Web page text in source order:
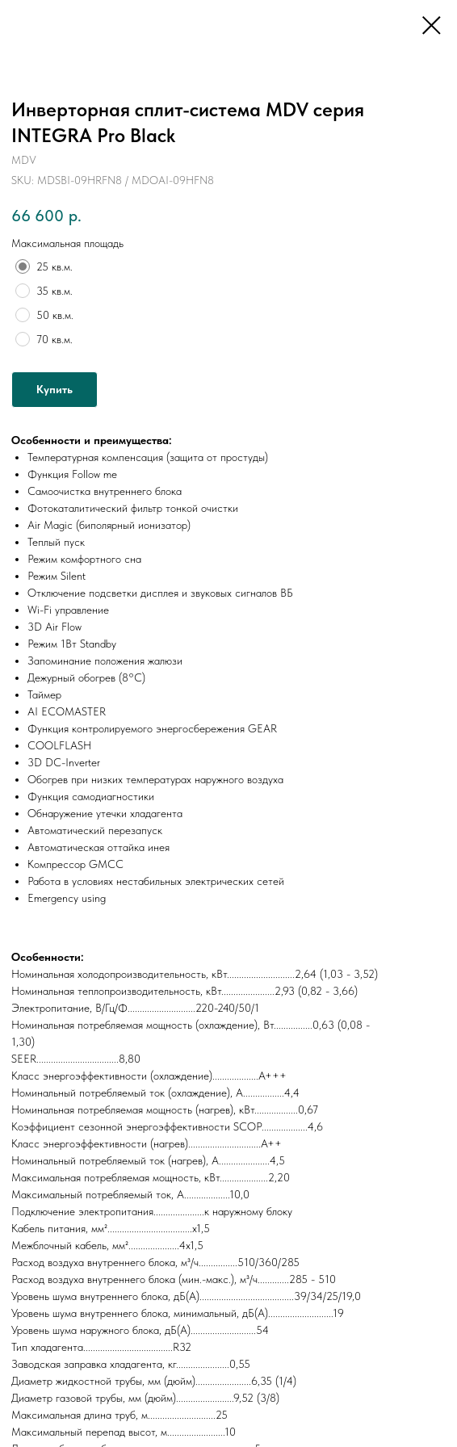
Инверторная сплит-система MDV серия
INTEGRA Pro Black
MDV
SKU: MDSBI-09HRFN8 / MDOAI-09HFN8
66 600 р.
Максимальная площадь
25 кв.м.
35 кв.м.
50 кв.м.
70 кв.м.
Купить
Особенности и преимущества:
Температурная компенсация (защита от простуды)
Функция Follow me
Самоочистка внутреннего блока
Фотокаталитический фильтр тонкой очистки
Air Magic (биполярный ионизатор)
Теплый пуск
Режим комфортного сна
Режим Silent
Отключение подсветки дисплея и звуковых сигналов ВБ
Wi-Fi управление
3D Air Flow
Режим 1Вт Standby
Запоминание положения жалюзи
Дежурный обогрев (8°С)
Таймер
AI ECOMASTER
Функция контролируемого энергосбережения GEAR
COOLFLASH
3D DC-Inverter
Обогрев при низких температурах наружного воздуха
Функция самодиагностики
Обнаружение утечки хладагента
Автоматический перезапуск
Автоматическая оттайка инея
Компрессор GMCC
Работа в условиях нестабильных электрических сетей
Emergency using
Особенности:
Номинальная холодопроизводительность, кВт............................2,64 (1,03 - 3,52)
Номинальная теплопроизводительность, кВт......................2,93 (0,82 - 3,66)
Электропитание, В/Гц/Ф............................220-240/50/1
Номинальная потребляемая мощность (охлаждение), Вт................0,63 (0,08 -
1,30)
SEER..................................8,80
Класс энергоэффективности (охлаждение)...................A+++
Номинальный потребляемый ток (охлаждение), А.................4,4
Номинальная потребляемая мощность (нагрев), кВт..................0,67
Коэффициент сезонной энергоэффективности SCOP...................4,6
Класс энергоэффективности (нагрев)..............................А++
Номинальный потребляемый ток (нагрев), А.....................4,5
Максимальная потребляемая мощность, кВт....................2,20
Максимальный потребляемый ток, А...................10,0
Подключение электропитания.....................к наружному блоку
Кабель питания, мм²...................................x1,5
Межблочный кабель, мм².....................4x1,5
Расход воздуха внутреннего блока, м³/ч................510/360/285
Расход воздуха внутреннего блока (мин.-макс.), м³/ч.............285 - 510
Уровень шума внутреннего блока, дБ(А).......................................39/34/25/19,0
Уровень шума внутреннего блока, минимальный, дБ(А)...........................19
Уровень шума наружного блока, дБ(А)...........................54
Тип хладагента.....................................R32
Заводская заправка хладагента, кг......................0,55
Диаметр жидкостной трубы, мм (дюйм).......................6,35 (1/4)
Диаметр газовой трубы, мм (дюйм)........................9,52 (3/8)
Максимальная длина труб, м............................25
Максимальный перепад высот, м........................10